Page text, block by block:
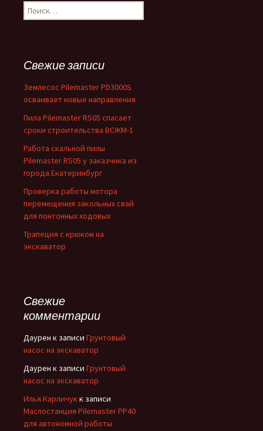
Найти:
Свежие записи
Землесос Pilemaster PD3000S
осваивает новые направления
Пила Pilemaster RS05 спасает
сроки строительства ВСЖМ-1
Работа скальной пилы
Pilemaster RS05 у заказчика из
города Екатеринбург
Проверка работы мотора
перемещения закольных свай
для понтонных ходовых
Трапеция с крюком на
экскаватор
Свежие
комментарии
Даурен к записи Грунтовый
насос на экскаватор
Даурен к записи Грунтовый
насос на экскаватор
Илья Карличукк записи
Маслостанция Pilemaster PP40
для автономной работы